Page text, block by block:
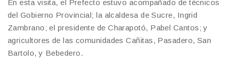
En esta visita, el Prefecto estuvo acompañado de técnicos
del Gobierno Provincial; la alcaldesa de Sucre, Ingrid
Zambrano; el presidente de Charapotó, Pabel Cantos; y
agricultores de las comunidades Cañitas, Pasadero, San
Bartolo, y Bebedero.